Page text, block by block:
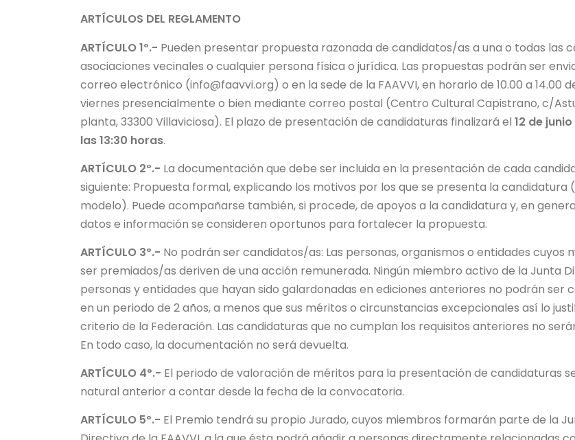
ARTÍCULOS DEL REGLAMENTO
ARTÍCULO 1º.- Pueden presentar propuesta razonada de candidatos/as a una o todas las
asociaciones vecinales o cualquier persona física o jurídica. Las propuestas podrán ser
correo electrónico (info@faavvi.org) o en la sede de la FAAVVI, en horario de 10.00 a 14.00
viernes presencialmente o bien mediante correo postal (Centro Cultural Capistrano, c/
planta, 33300 Villaviciosa). El plazo de presentación de candidaturas finalizará el 12 de
las 13:30 horas.
ARTÍCULO 2º.- La documentación que debe ser incluida en la presentación de cada
siguiente: Propuesta formal, explicando los motivos por los que se presenta la candidatura
modelo). Puede acompañarse también, si procede, de apoyos a la candidatura y, en
datos e información se consideren oportunos para fortalecer la propuesta.
ARTÍCULO 3º.- No podrán ser candidatos/as: Las personas, organismos o entidades cuyos
ser premiados/as deriven de una acción remunerada. Ningún miembro activo de la Junta
personas y entidades que hayan sido galardonadas en ediciones anteriores no podrán ser
en un periodo de 2 años, a menos que sus méritos o circunstancias excepcionales así lo
criterio de la Federación. Las candidaturas que no cumplan los requisitos anteriores no
En todo caso, la documentación no será devuelta.
ARTÍCULO 4º.- El periodo de valoración de méritos para la presentación de candidaturas
natural anterior a contar desde la fecha de la convocatoria.
ARTÍCULO 5º.- El Premio tendrá su propio Jurado, cuyos miembros formarán parte de la